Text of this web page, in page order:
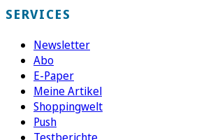
SERVICES
Newsletter
Abo
E-Paper
Meine Artikel
Shoppingwelt
Push